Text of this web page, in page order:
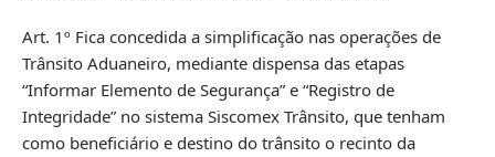
Art. 1º Fica concedida a simplificação nas operações de
Trânsito Aduaneiro, mediante dispensa das etapas
“Informar Elemento de Segurança” e “Registro de
Integridade” no sistema Siscomex Trânsito, que tenham
como beneficiário e destino do trânsito o recinto da